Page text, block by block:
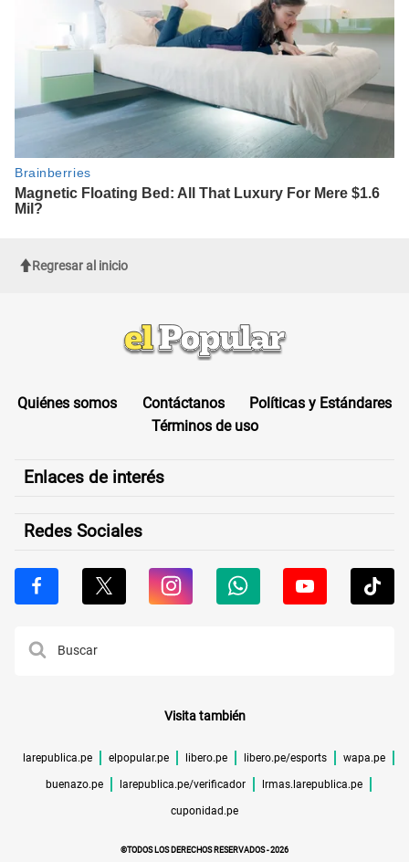
Regresar al inicio
Quiénes somos Contáctanos
Políticas y Estándares
Términos de uso
Enlaces de interés
Redes Sociales
Visita también
larepublica.pe elpopular.pe libero.pe libero.pe/esports wapa.pe
buenazo.pe larepublica.pe/verificador lrmas.larepublica.pe
cuponidad.pe
©TODOS LOS DERECHOS RESERVADOS -2026